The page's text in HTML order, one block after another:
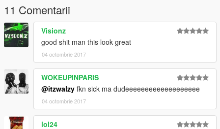
11 Comentarii
Visionz
good shit man this look great
04 octombrie 2017
WOKEUPINPARIS
@itzwalzy fkn sick ma dudeeeeeeeeeeeeeeeeeee
04 octombrie 2017
lol24